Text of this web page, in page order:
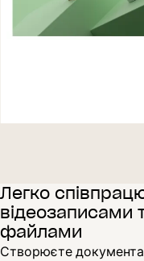
Легко
відеозаписами
файлами
Створюєте